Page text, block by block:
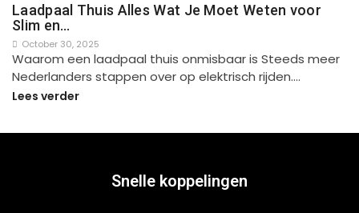
Laadpaal Thuis Alles Wat Je Moet Weten voor
Slim en…
October 30, 2025
Waarom een laadpaal thuis onmisbaar is Steeds meer
Nederlanders stappen over op elektrisch rijden.…
Lees verder
Snelle koppelingen